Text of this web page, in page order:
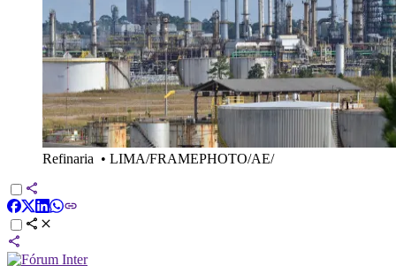
Refinaria • LIMA/FRAMEPHOTO/AE/